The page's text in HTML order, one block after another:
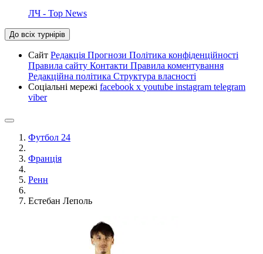
ЛЧ - Top News
До всіх турнірів
Сайт Редакція Прогнози Політика конфіденційності
Правила сайту Контакти Правила коментування
Редакційна політика Структура власності
Соціальні мережі facebook x youtube instagram telegram
viber
Футбол 24
Франція
Ренн
Естебан Леполь